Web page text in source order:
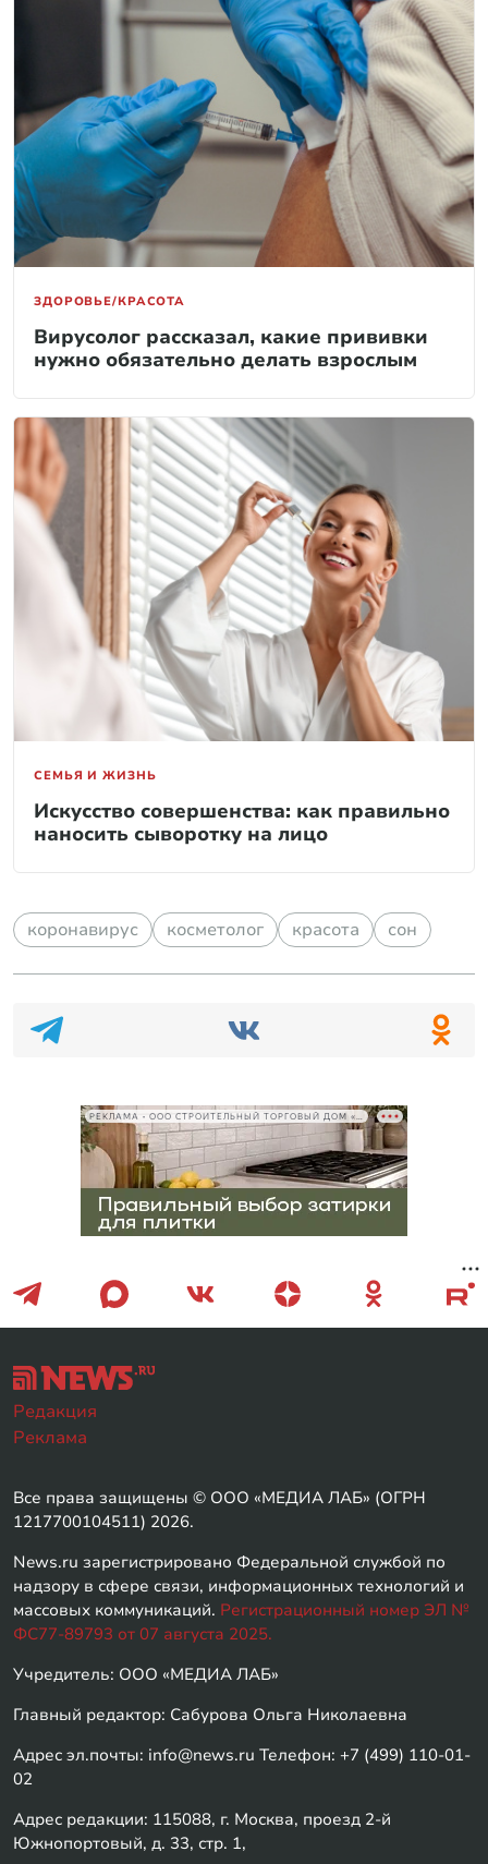
ЗДОРОВЬЕ/КРАСОТА
Вирусолог рассказал, какие прививки
нужно обязательно делать взрослым
СЕМЬЯ И ЖИЗНЬ
Искусство совершенства: как правильно
наносить сыворотку на лицо
коронавирус косметолог красота сон
РЕКЛАМА • ООО СТРОИТЕЛЬНЫЙ ТОРГОВЫЙ ДОМ «ПЕТРОВИЧ», ИНН 7802348846
Редакция
Реклама
Все права защищены © ООО «МЕДИА ЛАБ» (ОГРН
1217700104511) 2026.
News.ru зарегистрировано Федеральной службой по
надзору в сфере связи, информационных технологий и
массовых коммуникаций. Регистрационный номер ЭЛ №
ФС77-89793 от 07 августа 2025.
Учредитель: ООО «МЕДИА ЛАБ»
Главный редактор: Сабурова Ольга Николаевна
Адрес эл.почты: info@news.ru Телефон: +7 (499) 110-01-
02
Адрес редакции: 115088, г. Москва, проезд 2-й
Южнопортовый, д. 33, стр. 1,